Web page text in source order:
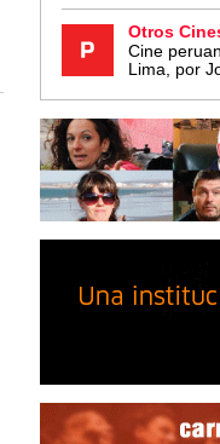
Otros
Cine
Lima, por